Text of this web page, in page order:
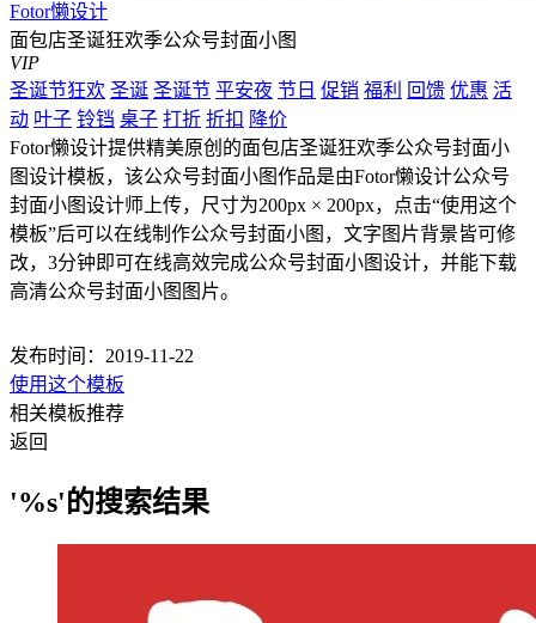
Fotor懒设计
面包店圣诞狂欢季公众号封面小图
VIP
圣诞节狂欢 圣诞 圣诞节 平安夜 节日 促销 福利 回馈 优惠 活
动 叶子 铃铛 桌子 打折 折扣 降价
Fotor懒设计提供精美原创的面包店圣诞狂欢季公众号封面小
图设计模板，该公众号封面小图作品是由Fotor懒设计公众号
封面小图设计师上传，尺寸为200px × 200px，点击“使用这个
模板”后可以在线制作公众号封面小图，文字图片背景皆可修
改，3分钟即可在线高效完成公众号封面小图设计，并能下载
高清公众号封面小图图片。
发布时间：2019-11-22
使用这个模板
相关模板推荐
返回
'%s'的搜索结果